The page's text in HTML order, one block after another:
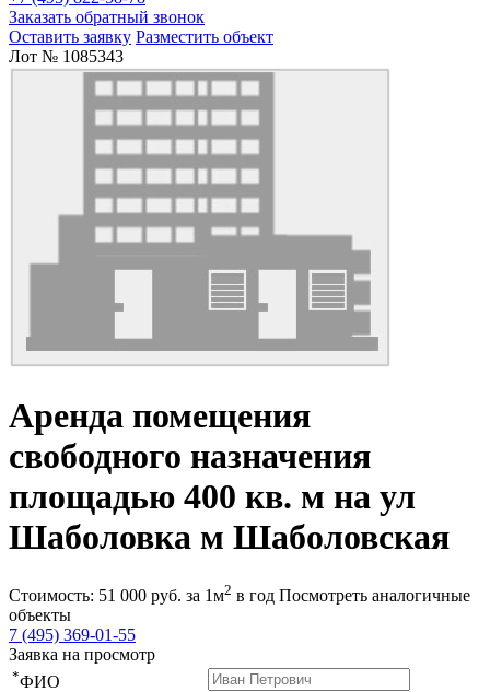
Заказать обратный звонок
Оставить заявку Разместить объект
Лот № 1085343
Аренда помещения
свободного назначения
площадью 400 кв. м на ул
Шаболовка м Шаболовская
Стоимость: 51 000 руб. за 1м2 в год Посмотреть аналогичные
объекты
7 (495) 369-01-55
Заявка на просмотр
*ФИО